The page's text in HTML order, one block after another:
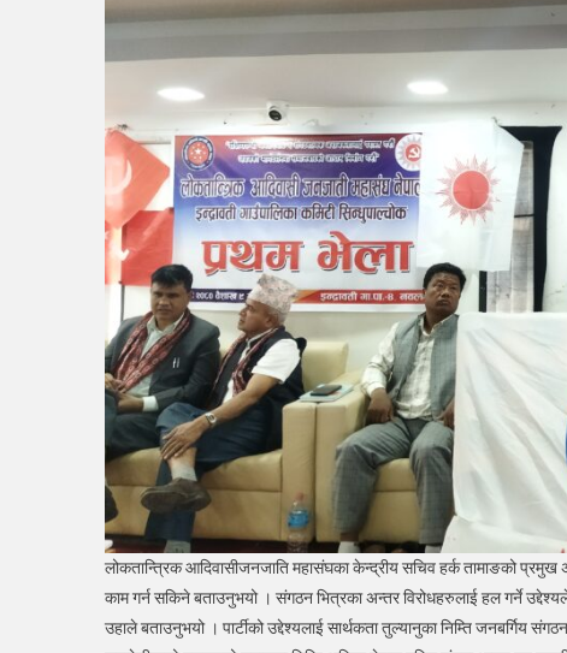
लोकतान्त्रिक आदिवासीजनजाति महासंघका केन्द्रीय सचिव हर्क तामाङको प्रमुख
काम गर्न सकिने बताउनुभयो । संगठन भित्रका अन्तर विरोधहरुलाई हल गर्ने
उहाले बताउनुभयो । पार्टीको उद्देश्यलाई सार्थकता तुल्यानुका निम्ति जनबर्गिय